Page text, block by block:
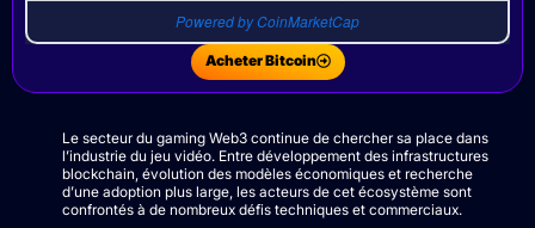
Powered by CoinMarketCap
Acheter Bitcoin
Le secteur du gaming Web3 continue de chercher sa place dans
l’industrie du jeu vidéo. Entre développement des infrastructures
blockchain, évolution des modèles économiques et recherche
d’une adoption plus large, les acteurs de cet écosystème sont
confrontés à de nombreux défis techniques et commerciaux.